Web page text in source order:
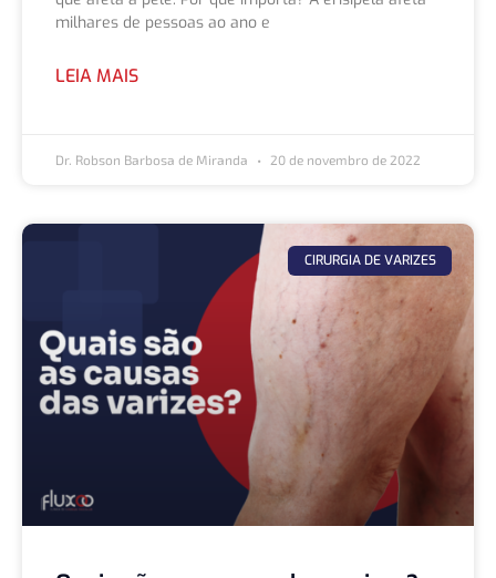
milhares de pessoas ao ano e
LEIA MAIS
Dr. Robson Barbosa de Miranda 20 de novembro de 2022
CIRURGIA DE VARIZES